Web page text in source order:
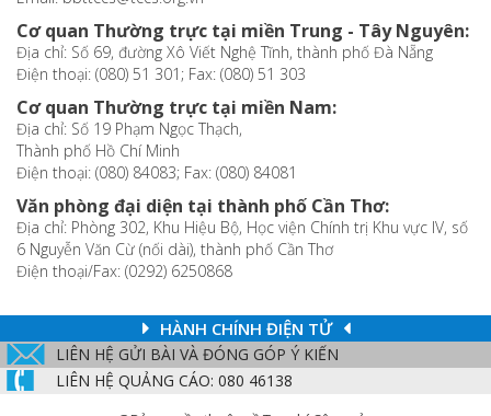
Cơ quan Thường trực tại miền Trung - Tây Nguyên:
Địa chỉ: Số 69, đường Xô Viết Nghệ Tĩnh, thành phố Đà Nẵng
Điện thoại: (080) 51 301; Fax: (080) 51 303
Cơ quan Thường trực tại miền Nam:
Địa chỉ: Số 19 Phạm Ngọc Thạch,
Thành phố Hồ Chí Minh
Điện thoại: (080) 84083; Fax: (080) 84081
Văn phòng đại diện tại thành phố Cần Thơ:
Địa chỉ: Phòng 302, Khu Hiệu Bộ, Học viện Chính trị Khu vực IV, số
6 Nguyễn Văn Cừ (nối dài), thành phố Cần Thơ
Điện thoại/Fax: (0292) 6250868
HÀNH CHÍNH ĐIỆN TỬ
LIÊN HỆ GỬI BÀI VÀ ĐÓNG GÓP Ý KIẾN
LIÊN HỆ QUẢNG CÁO: 080 46138